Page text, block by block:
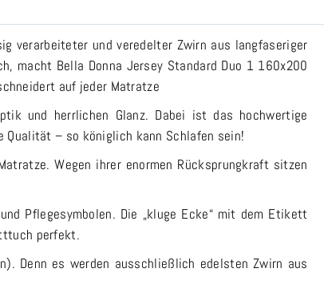
verarbeiteter und veredelter Zwirn aus langfaseriger
macht Bella Donna Jersey Standard Duo 1 160x200
auf jeder Matratze
und herrlichen Glanz. Dabei ist das hochwertige
– so königlich kann Schlafen sein!
Wegen ihrer enormen Rücksprungkraft sitzen
Pflegesymbolen. Die „kluge Ecke“ mit dem Etikett
perfekt.
Denn es werden ausschließlich edelsten Zwirn aus